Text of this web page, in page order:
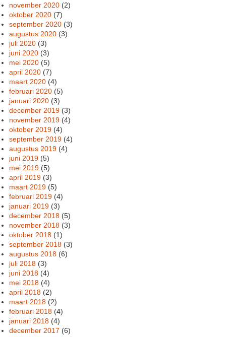
november 2020 (2)
oktober 2020 (7)
september 2020 (3)
augustus 2020 (3)
juli 2020 (3)
juni 2020 (3)
mei 2020 (5)
april 2020 (7)
maart 2020 (4)
februari 2020 (5)
januari 2020 (3)
december 2019 (3)
november 2019 (4)
oktober 2019 (4)
september 2019 (4)
augustus 2019 (4)
juni 2019 (5)
mei 2019 (5)
april 2019 (3)
maart 2019 (5)
februari 2019 (4)
januari 2019 (3)
december 2018 (5)
november 2018 (3)
oktober 2018 (1)
september 2018 (3)
augustus 2018 (6)
juli 2018 (3)
juni 2018 (4)
mei 2018 (4)
april 2018 (2)
maart 2018 (2)
februari 2018 (4)
januari 2018 (4)
december 2017 (6)